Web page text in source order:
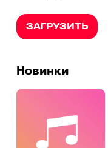
ЗАГРУЗИТЬ
Новинки